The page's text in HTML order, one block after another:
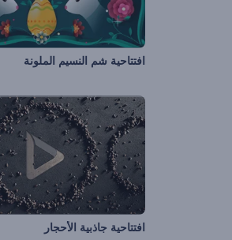
افتتاحية شم النسيم الملونة
افتتاحية جاذبية الأحجار